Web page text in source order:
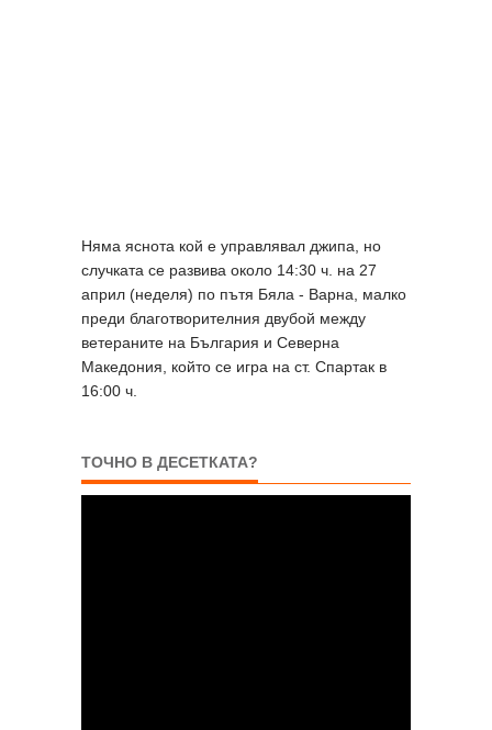
Няма яснота кой е управлявал джипа, но
случката се развива около 14:30 ч. на 27
април (неделя) по пътя Бяла - Варна, малко
преди благотворителния двубой между
ветераните на България и Северна
Македония, който се игра на ст. Спартак в
16:00 ч.
ТОЧНО В ДЕСЕТКАТА?